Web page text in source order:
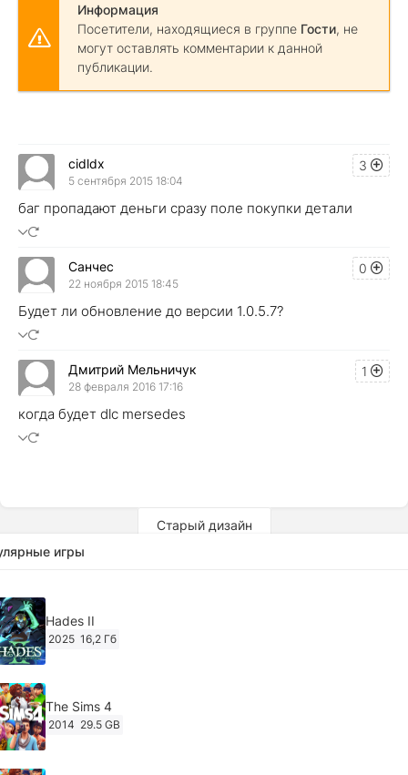
Информация
Посетители, находящиеся в группе Гости, не
могут оставлять комментарии к данной
публикации.
3
cidldx
5 сентября 2015 18:04
баг пропадают деньги сразу поле покупки детали
0
Санчес
22 ноября 2015 18:45
Будет ли обновление до версии 1.0.5.7?
1
Дмитрий Мельничук
28 февраля 2016 17:16
когда будет dlc mersedes
Старый дизайн
игры
Hades II
2025 16,2 Гб
The Sims 4
2014 29.5 GB